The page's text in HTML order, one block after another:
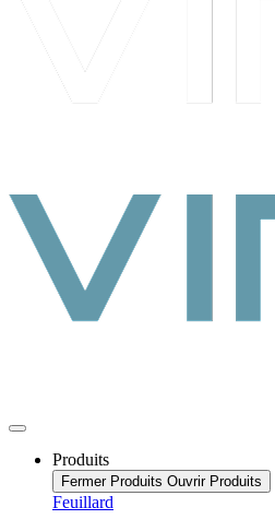
Produits
Fermer Produits Ouvrir Produits
Feuillard